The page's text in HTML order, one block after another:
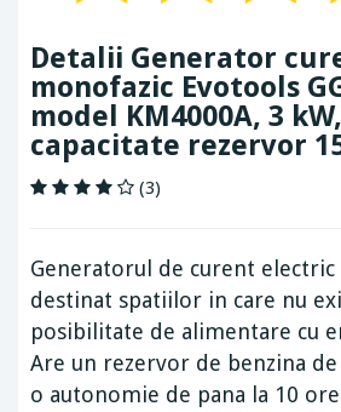
Detalii Generator
monofazic Evotools
model KM4000A, 3
capacitate rezervor
(3)
Generatorul de curent electric
destinat spatiilor in care nu
posibilitate de alimentare cu
Are un rezervor de benzina de
o autonomie de pana la 10